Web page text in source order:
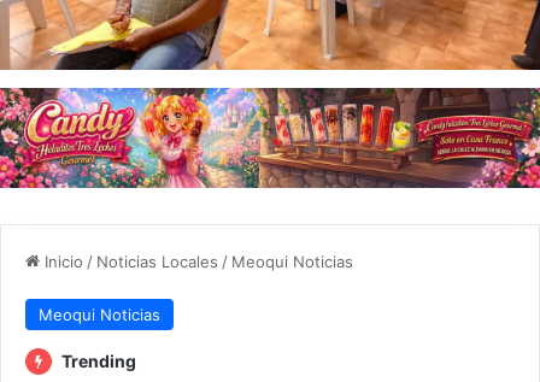
Inicio / Noticias Locales / Meoqui Noticias
Meoqui Noticias
Trending